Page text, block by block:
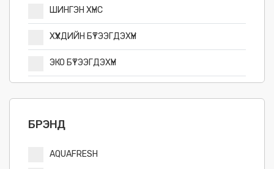
ШИНГЭН ХҮНС
ХҮҮХДИЙН БҮТЭЭГДЭХҮҮН
ЭКО БҮТЭЭГДЭХҮҮН
БРЭНД
AQUAFRESH